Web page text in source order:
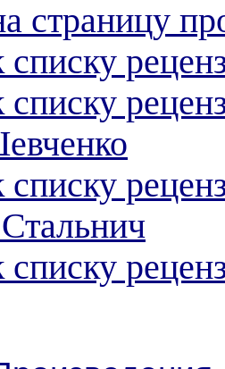
страницу
списку